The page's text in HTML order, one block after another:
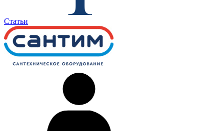
Статьи